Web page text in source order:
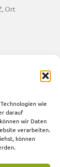
wie
darauf
wir Daten
verarbeiten.
können
Ort